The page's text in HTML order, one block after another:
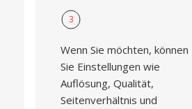
3
Wenn Sie möchten, können
Sie Einstellungen wie
Auflösung, Qualität,
Seitenverhältnis und